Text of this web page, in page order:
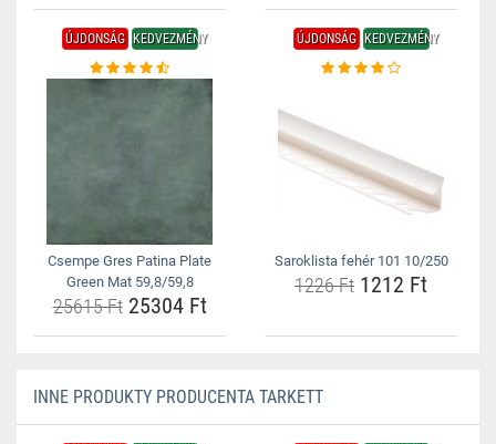
ÚJDONSÁG KEDVEZMÉNY
Csempe Gres Patina Plate
Green Mat 59,8/59,8
25615 Ft25304 Ft
ÚJDONSÁG KEDVEZMÉNY
Saroklista fehér 101 10/250
1226 Ft 1212 Ft
INNE PRODUKTY PRODUCENTA TARKETT